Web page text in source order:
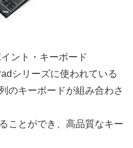
ント・キーボード
シリーズに使われている
のキーボードが組み合わさ
ことができ、高品質なキー